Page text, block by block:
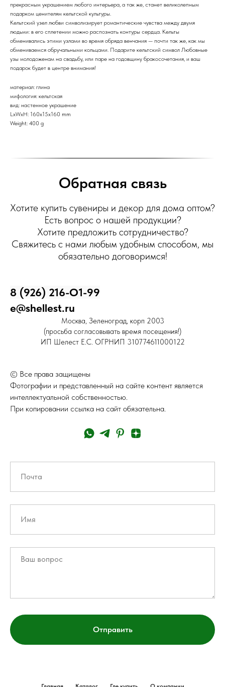
прекрасным украшением любого интерьера, а так же, станет великолепным
подарком ценителям кельтской культуры.
Кельтский узел любви символизирует романтические чувства между двумя
людьми: в его сплетении можно распознать контуры сердца. Кельты
обменивались этими узлами во время обряда венчания — почти так же, как мы
обмениваемся обручальными кольцами. Подарите кельтский символ Любовные
узы молодоженам на свадьбу, или паре на годовщину бракосочетания, и ваш
подарок будет в центре внимания!
материал: глина
мифология: кельтская
вид: настенное украшение
LxWxH: 160x15x160 mm
Weight: 400 g
Обратная связь
Хотите купить сувениры и декор для дома оптом?
Есть вопрос о нашей продукции?
Хотите предложить сотрудничество?
Свяжитесь с нами любым удобным способом, мы
обязательно договоримся!
8 (926) 216-О1-99
e@shellest.ru
Москва, Зеленоград, корп 2003
(просьба согласовывать время посещения!)
ИП Шелест Е.С. ОГРНИП 310774611000122
© Все права защищены
Фотографии и представленный на сайте контент является
интеллектуальной собственностью.
При копировании ссылка на сайт обязательна.
Отправить